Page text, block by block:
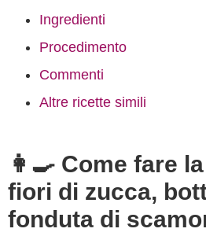
Ingredienti
Procedimento
Commenti
Altre ricette simili
👩‍🍳 Come fare
fiori di zucca,
fonduta di